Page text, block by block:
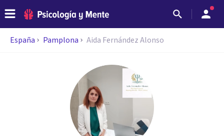
España Pamplona Aida Fernández Alonso